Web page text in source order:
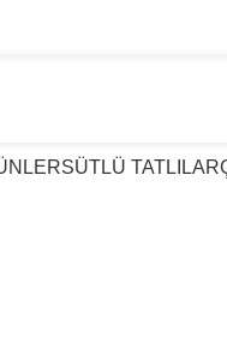
SÜTLÜ TATLILAR